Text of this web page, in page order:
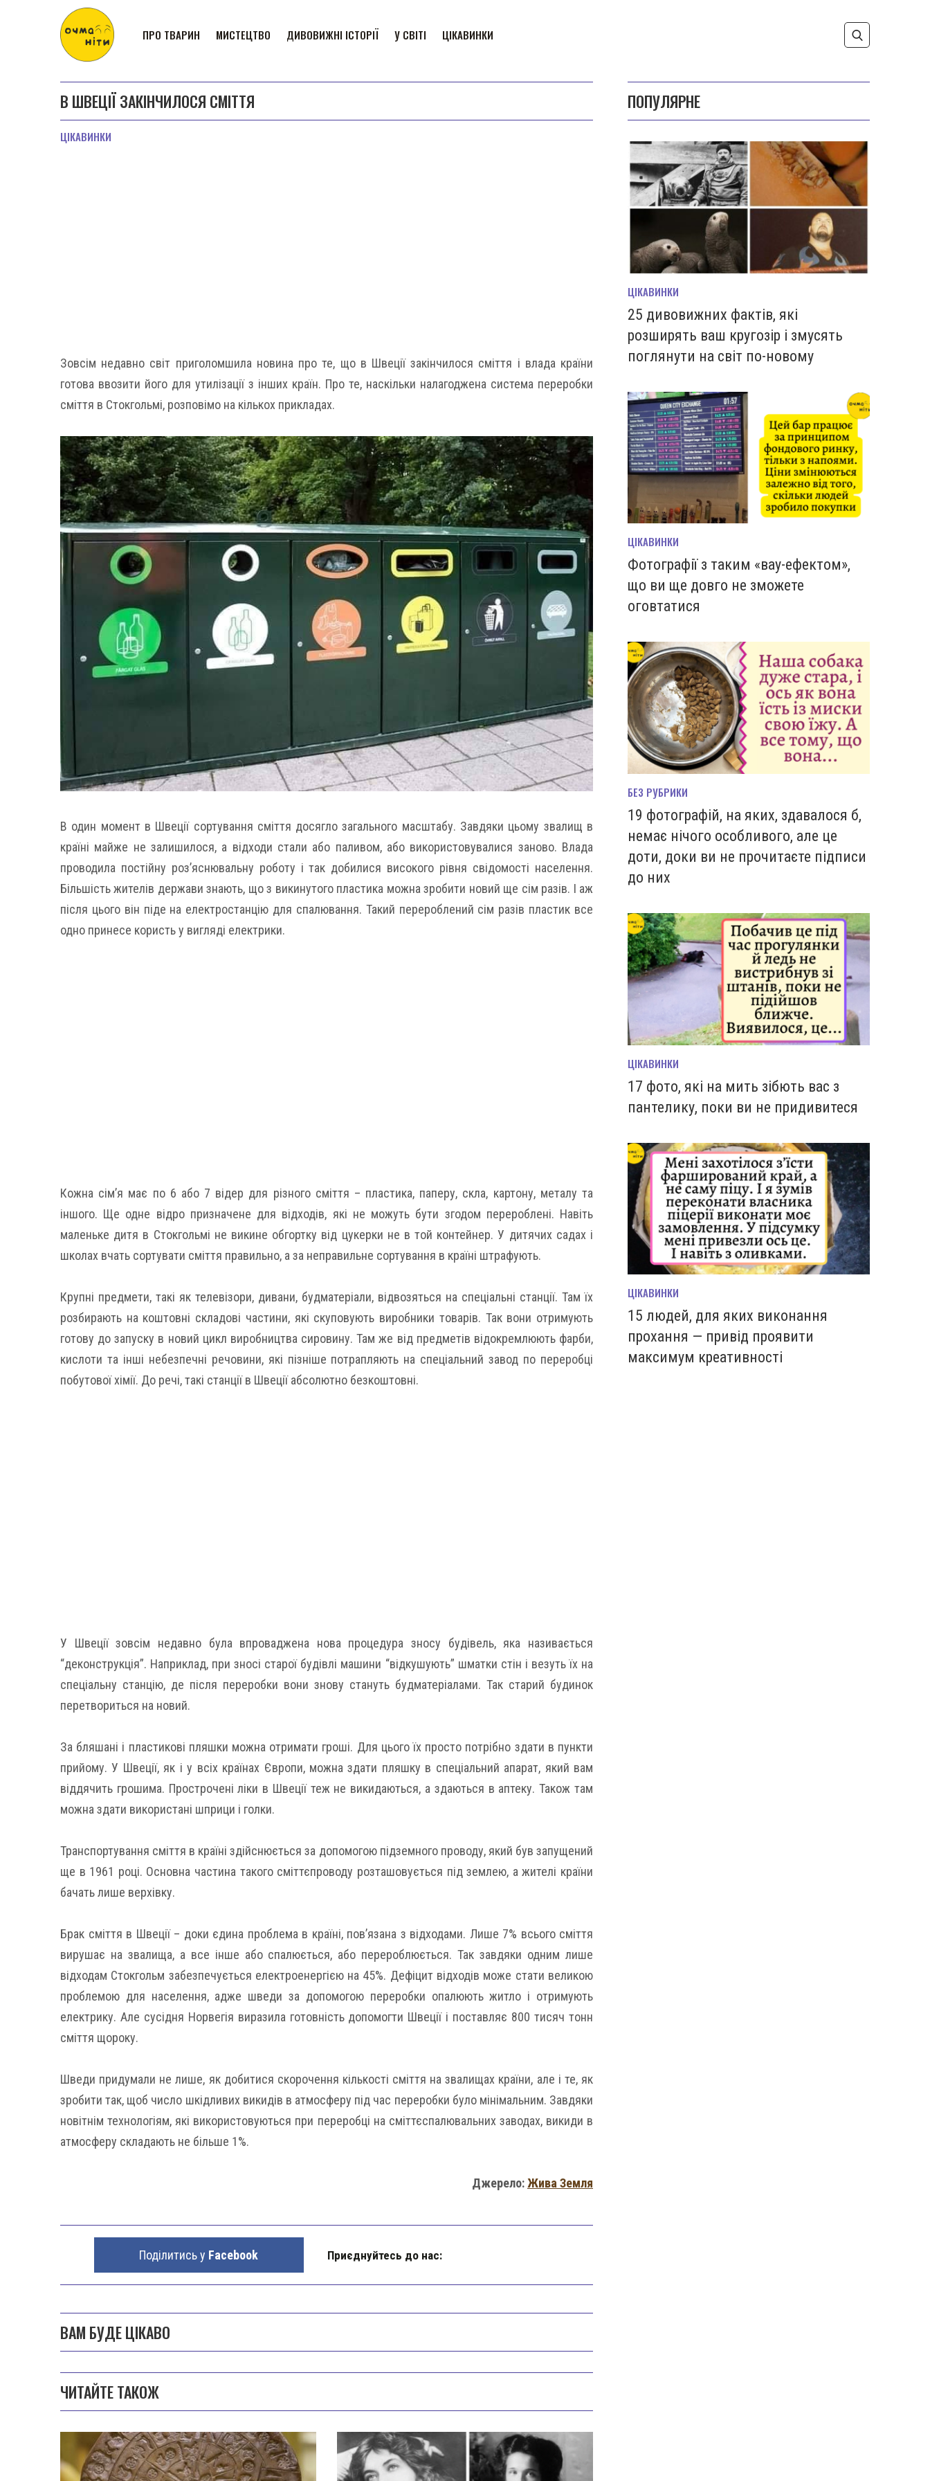
ПРО ТВАРИН МИСТЕЦТВО ДИВОВИЖНІ ІСТОРІЇ У СВІТІ ЦІКАВИНКИ
В ШВЕЦІЇ ЗАКІНЧИЛОСЯ СМІТТЯ
ЦІКАВИНКИ
Зовсім недавно світ приголомшила новина про те, що в Швеції закінчилося сміття і влада країни
готова ввозити його для утилізації з інших країн. Про те, наскільки налагоджена система переробки
сміття в Стокгольмі, розповімо на кількох прикладах.
В один момент в Швеції сортування сміття досягло загального масштабу. Завдяки цьому звалищ в
країні майже не залишилося, а відходи стали або паливом, або використовувалися заново. Влада
проводила постійну роз’яснювальну роботу і так добилися високого рівня свідомості населення.
Більшість жителів держави знають, що з викинутого пластика можна зробити новий ще сім разів. І аж
після цього він піде на електростанцію для спалювання. Такий перероблений сім разів пластик все
одно принесе користь у вигляді електрики.
Кожна сім’я має по 6 або 7 відер для різного сміття – пластика, паперу, скла, картону, металу та
іншого. Ще одне відро призначене для відходів, які не можуть бути згодом перероблені. Навіть
маленьке дитя в Стокгольмі не викине обгортку від цукерки не в той контейнер. У дитячих садах і
школах вчать сортувати сміття правильно, а за неправильне сортування в країні штрафують.
Крупні предмети, такі як телевізори, дивани, будматеріали, відвозяться на спеціальні станції. Там їх
розбирають на коштовні складові частини, які скуповують виробники товарів. Так вони отримують
готову до запуску в новий цикл виробництва сировину. Там же від предметів відокремлюють фарби,
кислоти та інші небезпечні речовини, які пізніше потрапляють на спеціальний завод по переробці
побутової хімії. До речі, такі станції в Швеції абсолютно безкоштовні.
У Швеції зовсім недавно була впроваджена нова процедура зносу будівель, яка називається
“деконструкція”. Наприклад, при зносі старої будівлі машини “відкушують” шматки стін і везуть їх на
спеціальну станцію, де після переробки вони знову стануть будматеріалами. Так старий будинок
перетвориться на новий.
За бляшані і пластикові пляшки можна отримати гроші. Для цього їх просто потрібно здати в пункти
прийому. У Швеції, як і у всіх країнах Європи, можна здати пляшку в спеціальний апарат, який вам
віддячить грошима. Прострочені ліки в Швеції теж не викидаються, а здаються в аптеку. Також там
можна здати використані шприци і голки.
Транспортування сміття в країні здійснюється за допомогою підземного проводу, який був запущений
ще в 1961 році. Основна частина такого сміттєпроводу розташовується під землею, а жителі країни
бачать лише верхівку.
Брак сміття в Швеції – доки єдина проблема в країні, пов’язана з відходами. Лише 7% всього сміття
вирушає на звалища, а все інше або спалюється, або перероблюється. Так завдяки одним лише
відходам Стокгольм забезпечується електроенергією на 45%. Дефіцит відходів може стати великою
проблемою для населення, адже шведи за допомогою переробки опалюють житло і отримують
електрику. Але сусідня Норвегія виразила готовність допомогти Швеції і поставляє 800 тисяч тонн
сміття щороку.
Шведи придумали не лише, як добитися скорочення кількості сміття на звалищах країни, але і те, як
зробити так, щоб число шкідливих викидів в атмосферу під час переробки було мінімальним. Завдяки
новітнім технологіям, які використовуються при переробці на сміттєспалювальних заводах, викиди в
атмосферу складають не більше 1%.
Джерело:Жива Земля
Поділитись у Facebook Приєднуйтесь до нас:
ВАМ БУДЕ ЦІКАВО
ЧИТАЙТЕ ТАКОЖ
ПОПУЛЯРНЕ
ЦІКАВИНКИ
25 дивовижних фактів, які
розширять ваш кругозір і змусять
поглянути на світ по-новому
ЦІКАВИНКИ
Фотографії з таким «вау-ефектом»,
що ви ще довго не зможете
оговтатися
БЕЗ РУБРИКИ
19 фотографій, на яких, здавалося б,
немає нічого особливого, але це
доти, доки ви не прочитаєте підписи
до них
ЦІКАВИНКИ
17 фото, які на мить зiбють вас з
пантелику, поки ви не придивитеся
ЦІКАВИНКИ
15 людей, для яких виконання
прохання — привід проявити
максимум креативності